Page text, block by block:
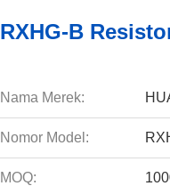
RXHG-B
Nama Merek:
Nomor Model:
MOQ: